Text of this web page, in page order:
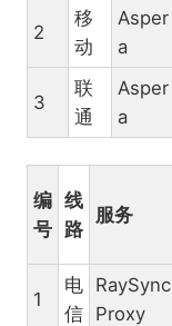
2
移
动
Asper
a
3
联
通
Asper
a
编
号
线
路
服务
1
电
信
RaySync
Proxy